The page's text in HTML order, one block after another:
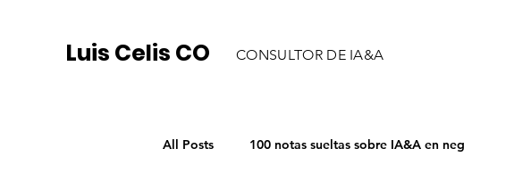
Luis Celis CO CONSULTOR DE IA&A
All Posts 100 notas sueltas sobre IA&A en neg